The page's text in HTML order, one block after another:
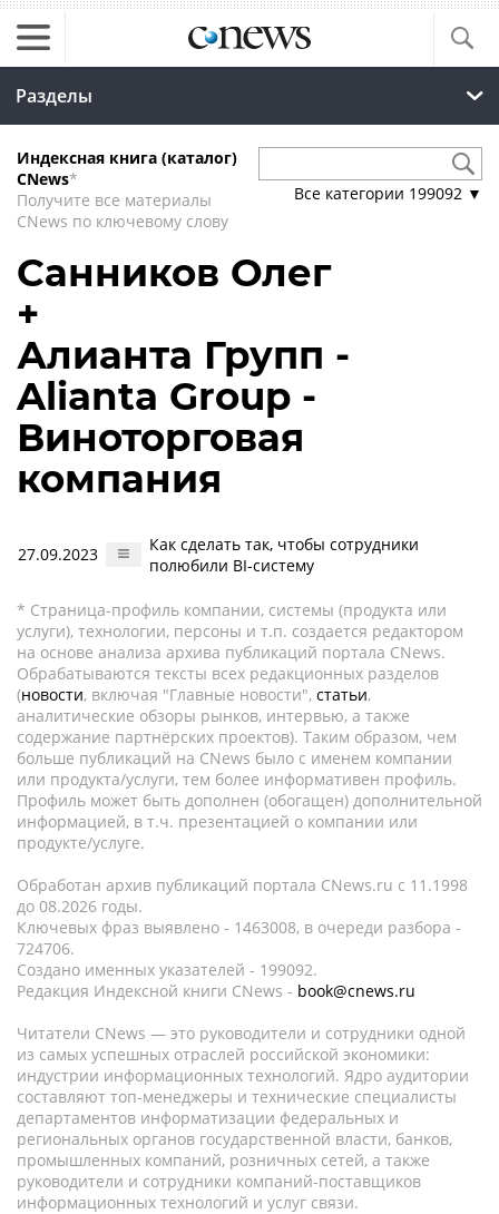
Разделы
Индексная книга (каталог)
CNews*
Получите все материалы
CNews по ключевому слову
Все категории 199092 ▼
Санников Олег
+
Алианта Групп -
Alianta Group -
Виноторговая
компания
27.09.2023
Как сделать так, чтобы сотрудники
полюбили BI-систему
* Страница-профиль компании, системы (продукта или
услуги), технологии, персоны и т.п. создается редактором
на основе анализа архива публикаций портала CNews.
Обрабатываются тексты всех редакционных разделов
(новости, включая "Главные новости", статьи,
аналитические обзоры рынков, интервью, а также
содержание партнёрских проектов). Таким образом, чем
больше публикаций на CNews было с именем компании
или продукта/услуги, тем более информативен профиль.
Профиль может быть дополнен (обогащен) дополнительной
информацией, в т.ч. презентацией о компании или
продукте/услуге.
Обработан архив публикаций портала CNews.ru c 11.1998
до 08.2026 годы.
Ключевых фраз выявлено - 1463008, в очереди разбора -
724706.
Создано именных указателей - 199092.
Редакция Индексной книги CNews - book@cnews.ru
Читатели CNews — это руководители и сотрудники одной
из самых успешных отраслей российской экономики:
индустрии информационных технологий. Ядро аудитории
составляют топ-менеджеры и технические специалисты
департаментов информатизации федеральных и
региональных органов государственной власти, банков,
промышленных компаний, розничных сетей, а также
руководители и сотрудники компаний-поставщиков
информационных технологий и услуг связи.